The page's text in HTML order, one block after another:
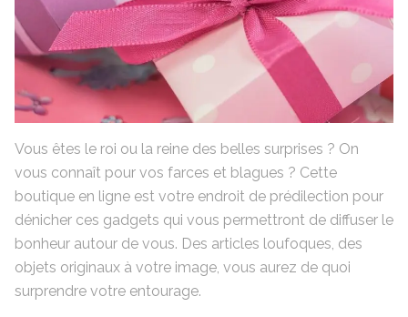
Vous êtes le roi ou la reine des belles surprises ? On
vous connaît pour vos farces et blagues ? Cette
boutique en ligne est votre endroit de prédilection pour
dénicher ces gadgets qui vous permettront de diffuser le
bonheur autour de vous. Des articles loufoques, des
objets originaux à votre image, vous aurez de quoi
surprendre votre entourage.